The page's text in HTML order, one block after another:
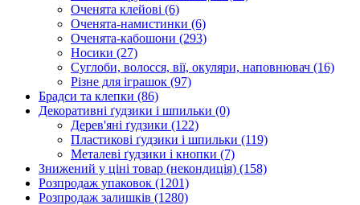
Оченята клейові (6)
Оченята-намистинки (6)
Оченята-кабошони (293)
Носики (27)
Суглоби, волосся, вії, окуляри, наповнювач (16)
Різне для іграшок (97)
Брадси та клепки (86)
Декоративні ґудзики і шпильки (0)
Дерев'яні ґудзики (122)
Пластикові ґудзики і шпильки (119)
Металеві ґудзики і кнопки (7)
Знижений у ціні товар (некондиція) (158)
Розпродаж упаковок (1201)
Розпродаж залишків (1280)